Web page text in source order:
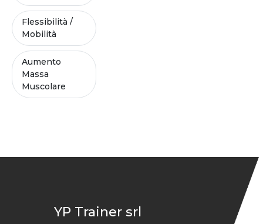
Flessibilità /
Mobilità
Aumento
Massa
Muscolare
YP Trainer srl